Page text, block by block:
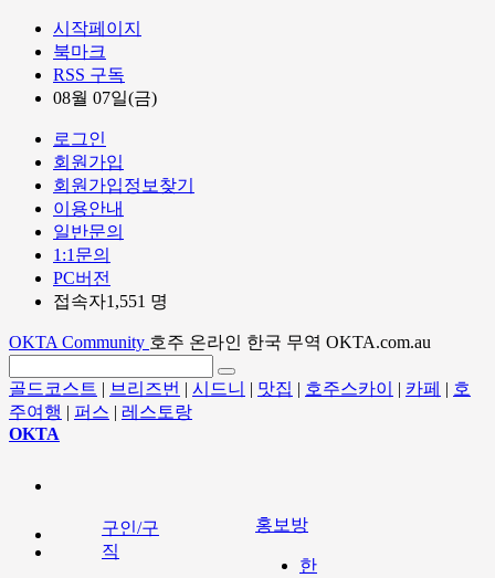
시작페이지
북마크
RSS 구독
08월 07일(금)
로그인
회원가입
회원가입정보찾기
이용안내
일반문의
1:1문의
PC버전
접속자1,551 명
OKTA Community 호주 온라인 한국 무역 OKTA.com.au
골드코스트 | 브리즈번 | 시드니 | 맛집 | 호주스카이 | 카페 | 호
주여행 | 퍼스 | 레스토랑
OKTA
구인/구
직
홍보방
한